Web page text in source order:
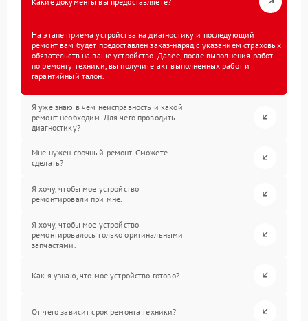
На этапе приема устройства на диагностику и последующий
ремонт вам будет предоставлен заказ-наряд с указанием страховых
обязательств на ваше устройство. Далее, после выполнения работ
по ремонту техники, вы получите акт выполненных работ и
гарантийный талон.
Я уже знаю в чем неисправность и какой
ремонт необходим. Для чего проводить
диагностику?
Мне нужен срочный ремонт. Сможете
сделать?
Я хочу, чтобы мое устройство
ремонтировали при мне.
Я хочу, чтобы мое устройство
ремонтировалось только оригинальными
запчастями.
Как я узнаю, что мое устройство готово?
От чего зависит срок ремонта техники?